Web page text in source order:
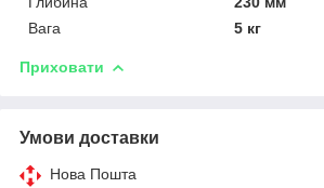
Вага
5 кг
Приховати
Умови доставки
Нова Пошта